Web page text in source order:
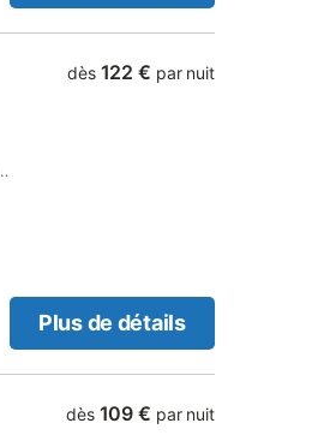
dès 122 € par nuit
Plus de détails
dès 109 € par nuit